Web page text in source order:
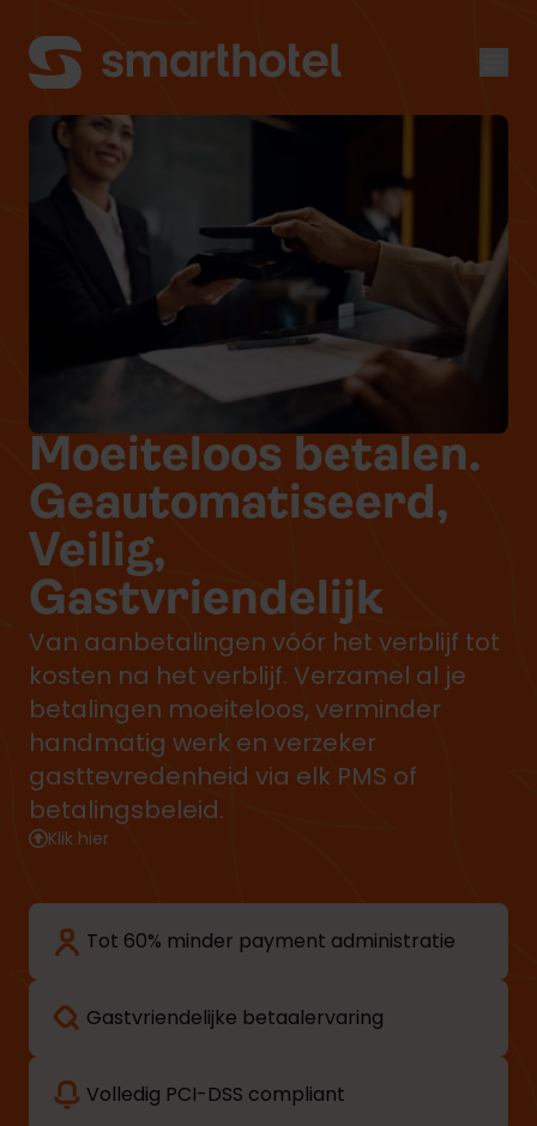
Moeiteloos betalen.
Geautomatiseerd,
Veilig,
Gastvriendelijk
Van aanbetalingen vóór het verblijf tot
kosten na het verblijf. Verzamel al je
betalingen moeiteloos, verminder
handmatig werk en verzeker
gasttevredenheid via elk PMS of
betalingsbeleid.
Klik hier
Tot 60% minder payment administratie
Gastvriendelijke betaalervaring
Volledig PCI-DSS compliant